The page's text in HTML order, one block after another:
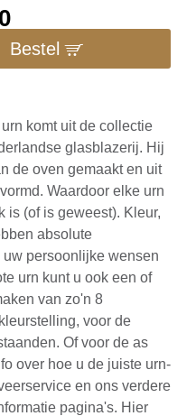
Bestel
komt uit de collectie
glasblazerij. Hij
de oven gemaakt en uit
Waardoor elke urn
is (of is geweest). Kleur,
absolute
persoonlijke wensen
urn kunt u ook een of
van zo'n 8
voor de
Of voor de as
over hoe u de juiste urn-
en ons verdere
pagina's. Hier